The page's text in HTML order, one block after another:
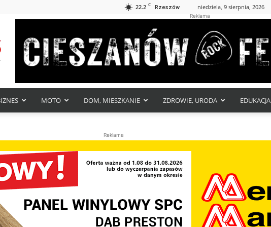
22.2 C Rzeszów niedziela, 9 sierpnia, 2026
Reklama
MOTO DOM, MIESZKANIE ZDROWIE, URODA EDUKACJA
Reklama